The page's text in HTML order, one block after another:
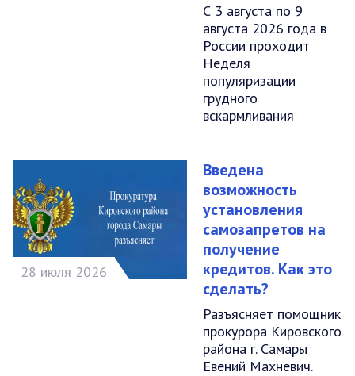
С 3 августа по 9
августа 2026 года в
России проходит
Неделя
популяризации
грудного
вскармливания
28 июля 2026
Введена
возможность
установления
самозапретов на
получение
кредитов. Как это
сделать?
Разъясняет помощник
прокурора Кировского
района г. Самары
Евений Махневич.